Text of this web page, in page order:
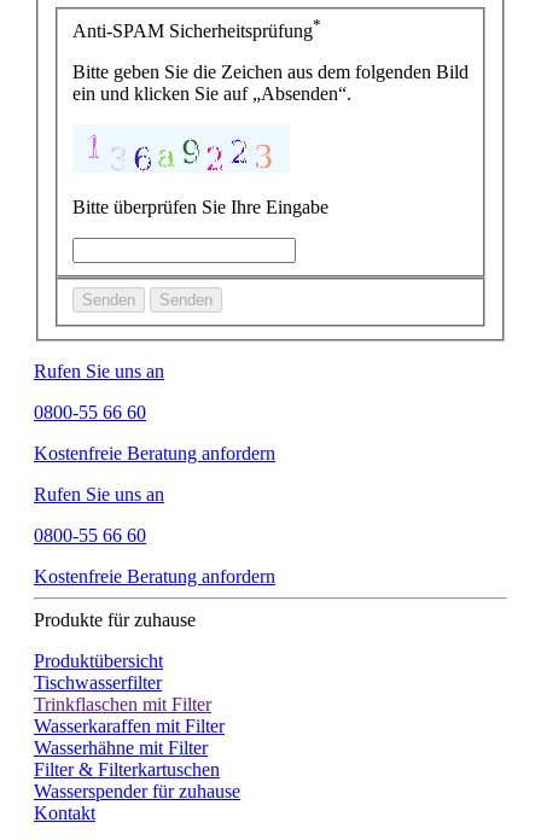
Anti-SPAM Sicherheitsprüfung*
Bitte geben Sie die Zeichen aus dem folgenden Bild
ein und klicken Sie auf „Absenden“.
Bitte überprüfen Sie Ihre Eingabe
Senden Senden
Rufen Sie uns an
0800-55 66 60
Kostenfreie Beratung anfordern
Rufen Sie uns an
0800-55 66 60
Kostenfreie Beratung anfordern
Produkte für zuhause
Produktübersicht
Tischwasserfilter
Trinkflaschen mit Filter
Wasserkaraffen mit Filter
Wasserhähne mit Filter
Filter & Filterkartuschen
Wasserspender für zuhause
Kontakt